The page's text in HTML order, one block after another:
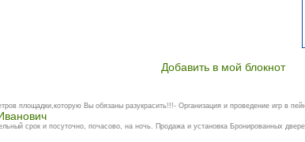
Добавить в мой блокнот
площадки,которую Вы обязаны разукрасить!!!- Организация и проведение игр в
срок и посуточно, почасово, на ночь. Продажа и установка Бронированных